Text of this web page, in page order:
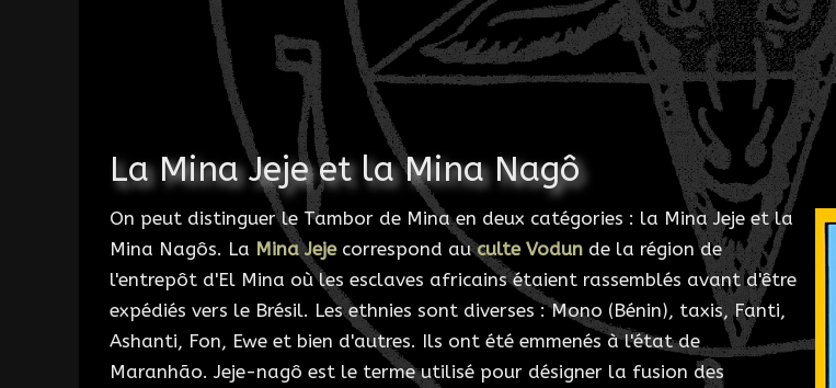
La Mina Jeje et la Mina Nagô
On peut distinguer le Tambor de Mina en deux catégories : la Mina Jeje et la
Mina Nagôs. La Mina Jejecorrespond auculte Vodun de la région de
l'entrepôt d'El Mina où les esclaves africains étaient rassemblés avant d'être
expédiés vers le Brésil. Les ethnies sont diverses : Mono (Bénin), taxis, Fanti,
Ashanti, Fon, Ewe et bien d'autres. Ils ont été emmenés à l'état de
Maranhão. Jeje-nagô est le terme utilisé pour désigner la fusion des